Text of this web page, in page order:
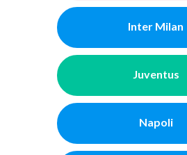
Inter Milan
Juventus
Napoli